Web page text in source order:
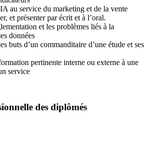
au service du marketing et de la vente
et présenter par écrit et à l’oral.
et les problèmes liés à la
données
buts d’un commanditaire d’une étude et ses
pertinente interne ou externe à une
service
des diplômés